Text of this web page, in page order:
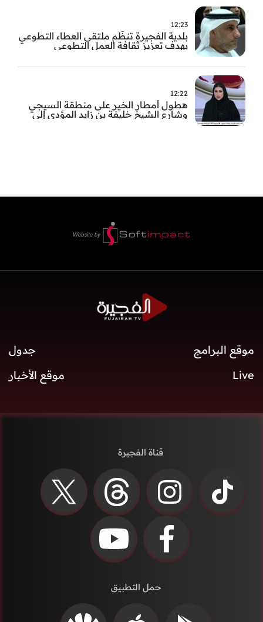
12:23
بلدية الفجيرة تنظّم ملتقى العطاء التطوعي
بهدف تعزيز ثقافة العمل التطوعي
12:22
هطول أمطار الخير على منطقة السيجي
وشارع الشيخ خليفة بن زايد المؤدي إلى
موقع البرامج
جدول
Live
موقع الأخبار
قناة الفجيرة
حمل التطبيق